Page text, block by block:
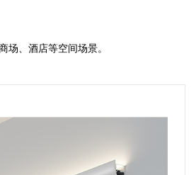
场、酒店等空间场景。